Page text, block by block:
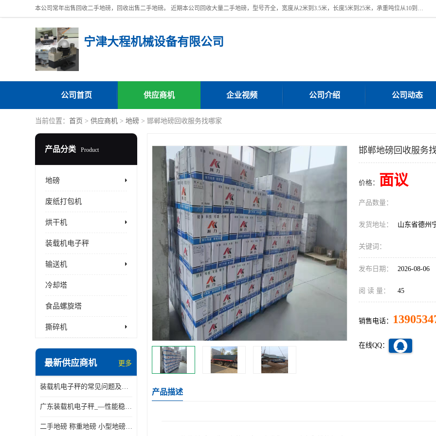
本公司常年出售回收二手地磅，回收出售二手地磅。 近期本公司回收大量二手地磅，型号齐全，宽度从2米到3.5米，长度5米到25米，承重吨位从10到200吨，成色7—9成新。 ? 使用年限6个月至2年，产品来源于个人闲置品，工矿企业停用品，因小换大而来。 精准度和新的一样， 二手地磅是内行人的选择，打个电话就省钱朋友您好等什么
宁津大程机械设备有限公司
公司首页 供应商机 企业视频 公司介绍 公司动态
当前位置： 首页 > 供应商机 > 地磅 > 邯郸地磅回收服务找哪家
产品分类 Product
地磅
废纸打包机
烘干机
装载机电子秤
输送机
冷却塔
食品螺旋塔
撕碎机
最新供应商机 更多
装载机电子秤的常见问题及解决方法介绍
广东装载机电子秤_—性能稳定—操作简单—品质可靠
二手地磅 称重地磅 小型地磅 一百吨地磅
邯郸地磅回收服务
价格： 面议
产品数量：
发货地址： 山东省德州
关键词：
发布日期： 2026-08-06
阅 读 量： 45
销售电话：
在线QQ：
产品描述